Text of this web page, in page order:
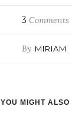
3 Comments
By MIRIAM
YOU MIGHT ALSO